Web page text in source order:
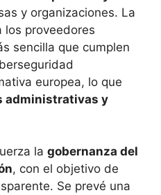
y organizaciones. La
los proveedores
sencilla que cumplen
europea, lo que
administrativas y
la gobernanza del
, con el objetivo de
Se prevé una